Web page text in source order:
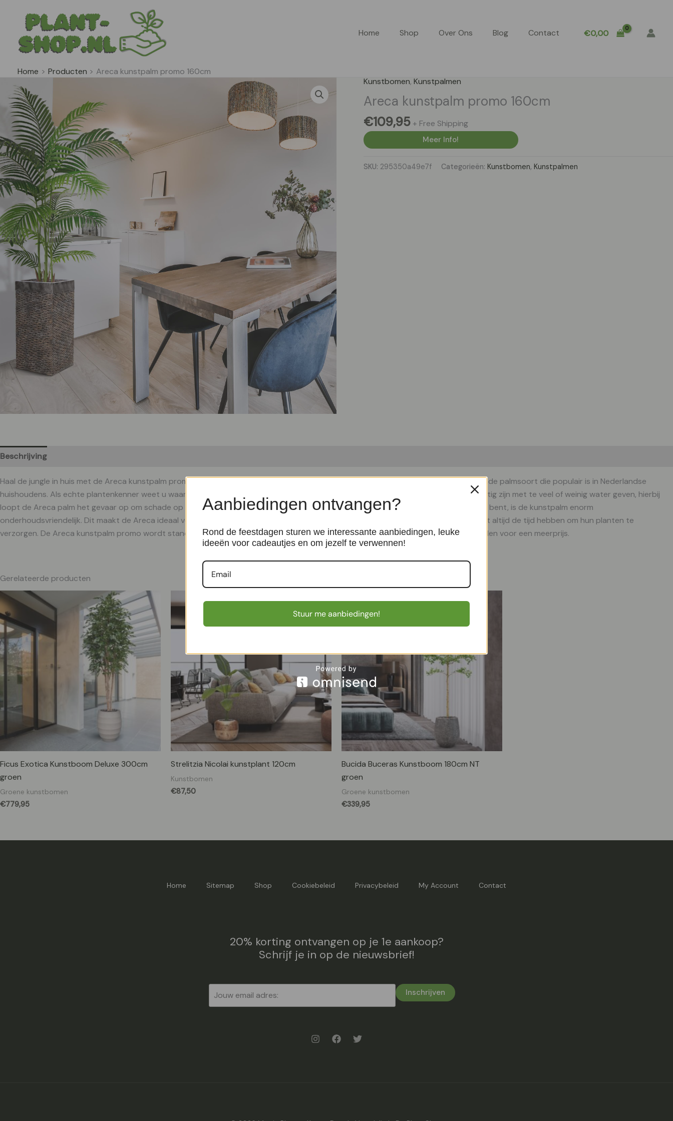
inhoud
Home Shop Over Ons Blog Contact €0,00
Home Producten
Areca kunstpalm promo 160cm
Kunstbomen, Kunstpalmen
Areca kunstpalm promo 160cm
€109,95 + Free Shipping
Meer Info!
SKU: 295350a49e7f Categorieën: Kunstbomen, Kunstpalmen
Beschrijving
Haal de jungle in huis met de Areca kunstpalm promo in 160 cm! De Areca kunstpalm, ook wel Goudpalm in de volksmond, is een bekende palmsoort die populair is in Nederlandse
huishoudens. Als echte plantenkenner weet u waarschijnlijk dat de Areca niet houdt van te veel en lang zonlicht. Ook moet u voorzichtig zijn met te veel of weinig water geven, hierbij
loopt de Areca palm het gevaar op om schade op te lopen. Dit is verleden tijd met de Areca kunstpalm! Zoals u van Maxifleur gewend bent, is de kunstpalm enorm
onderhoudsvriendelijk. Dit maakt de Areca ideaal voor plantenliefhebbers zonder groene vingers of voor families die veel reizen en niet altijd de tijd hebben om hun planten te
verzorgen. De Areca kunstpalm promo wordt standaard geleverd in plastic binnenpot. De afgebeelde sierpotten zijn tevens te bestellen voor een meerprijs.
Gerelateerde producten
Ficus Exotica Kunstboom Deluxe 300cm
groen
Groene kunstbomen
€779,95
Strelitzia Nicolai kunstplant 120cm
Kunstbomen
€87,50
Bucida Buceras Kunstboom 180cm NT
groen
Groene kunstbomen
€339,95
Home Sitemap Shop Cookiebeleid Privacybeleid My Account Contact
20% korting ontvangen op je 1e aankoop?
Schrijf je in op de nieuwsbrief!
Inschrijven
Aanbiedingen ontvangen?
Rond de feestdagen sturen we interessante aanbiedingen, leuke
ideeën voor cadeautjes en om jezelf te verwennen!
Stuur me aanbiedingen!